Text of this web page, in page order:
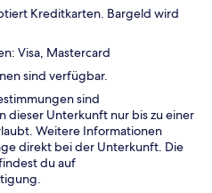
Kreditkarten. Bargeld wird
Visa, Mastercard
sind verfügbar.
sind
dieser Unterkunft nur bis zu einer
Weitere Informationen
direkt bei der Unterkunft. Die
du auf